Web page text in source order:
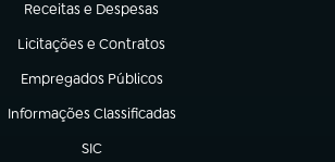
Receitas e Despesas
(abre em nova aba)
Licitações e Contratos
(abre em nova aba)
Empregados Públicos
(abre em nova aba)
Informações Classificadas
(abre em nova aba)
SIC
(abre em nova aba)